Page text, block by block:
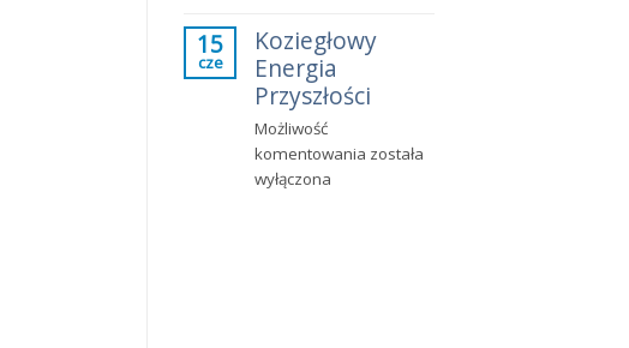
kolejne
koszty
dla
15
cze
Koziegłowy
Energia
Przyszłości
Możliwość
komentowania Koziegłowy
została
wyłączona